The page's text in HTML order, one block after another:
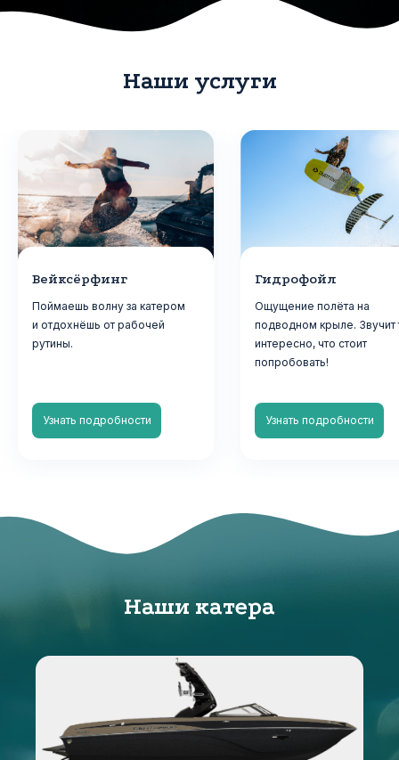
Наши услуги
Вейксёрфинг
Поймаешь волну за катером
и отдохнёшь от рабочей
рутины.
Узнать подробности
Гидрофойл
Ощущение полёта на
подводном крыле. Звучит
интересно, что стоит
попробовать!
Узнать подробности
Наши катера